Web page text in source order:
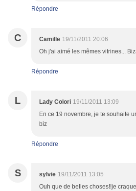
Répondre
C Camille 19/11/2011 20:06
Oh j'ai aimé les mêmes vitrines...
Répondre
L Lady Colori 19/11/2011 13:09
En ce 19 novembre, je te souhaite
biz
Répondre
S sylvie 19/11/2011 13:05
Ouh que de belles choses!!je